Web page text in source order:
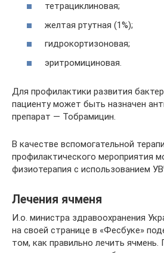
тетрациклиновая;
желтая ртутная (1%);
гидрокортизоновая;
эритромициновая.
Для профилактики развития
пациенту может быть назначен
препарат — Тобрамицин.
В качестве вспомогательной
профилактического мероприятия
физиотерапия с использованием
Лечения ячменя
И.о. министра здравоохранения
на своей странице в «Фесбуке»
том, как правильно лечить